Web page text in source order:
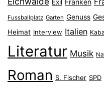
Exil Franken
Fussballplatz Garten Genuss
Heimat Interview Italien
Literatur Musik
Roman S. Fischer SPD